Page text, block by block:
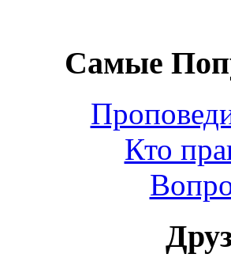
Самые
Кто